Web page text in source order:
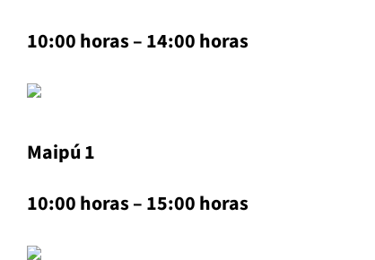
10:00 horas – 14:00 horas
Maipú 1
10:00 horas – 15:00 horas